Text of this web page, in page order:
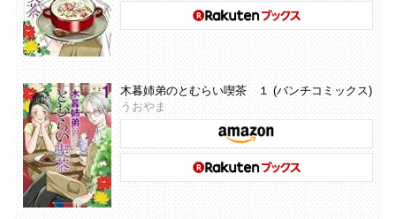
木暮姉弟のとむらい喫茶 １ (バンチコミックス)
うおやま